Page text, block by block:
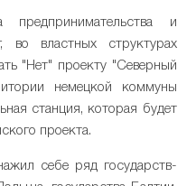
предпринимательства и
во властных структурах
"Нет" проекту "Северный
немецкой коммуны
станция, которая будет
проекта.
себе ряд государств-